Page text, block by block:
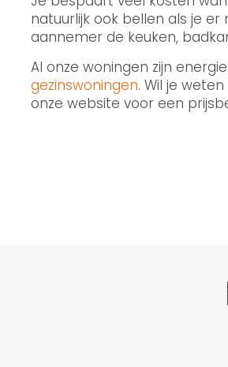
natuurlijk ook bellen als je
aannemer de keuken,
Al onze woningen zijn
gezinswoningen. Wil je
onze website voor een